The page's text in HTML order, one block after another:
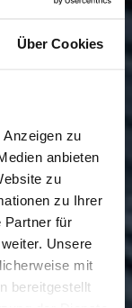
Über Cookies
zu
anbieten
zu
zu Ihrer
Partner für
Unsere
mit
bereitgestellt
bin. Alle